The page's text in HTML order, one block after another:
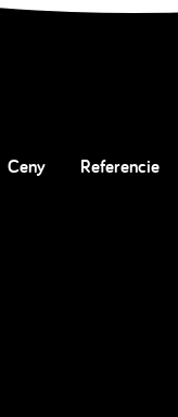
Ceny Referencie